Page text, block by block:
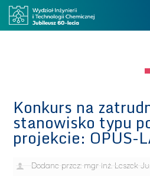
Konkurs na
stanowisko typu
projekcie: OPUS-
Dodane przez: mgr inż. Leszek